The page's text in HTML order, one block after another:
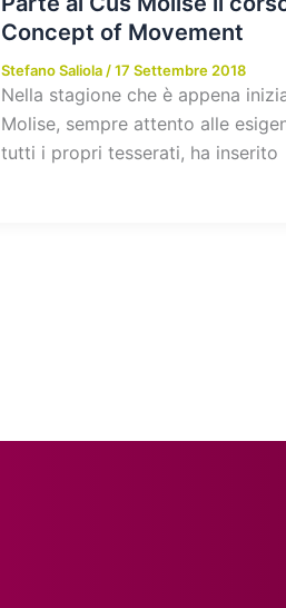
Concept of Movement
Stefano Saliola /17 Settembre 2018
Nella stagione che è appena
Molise, sempre attento alle
tutti i propri tesserati, ha inserito